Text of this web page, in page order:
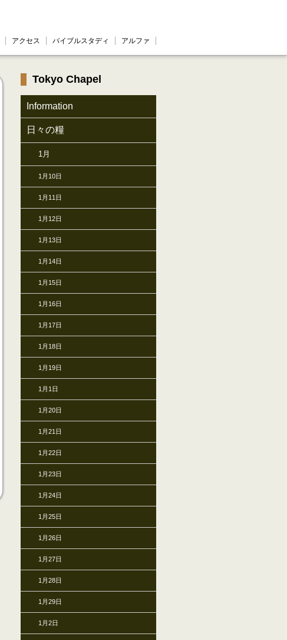
アクセス バイブルスタディ アルファ
Tokyo Chapel
Information
日々の糧
1月
1月10日
1月11日
1月12日
1月13日
1月14日
1月15日
1月16日
1月17日
1月18日
1月19日
1月1日
1月20日
1月21日
1月22日
1月23日
1月24日
1月25日
1月26日
1月27日
1月28日
1月29日
1月2日